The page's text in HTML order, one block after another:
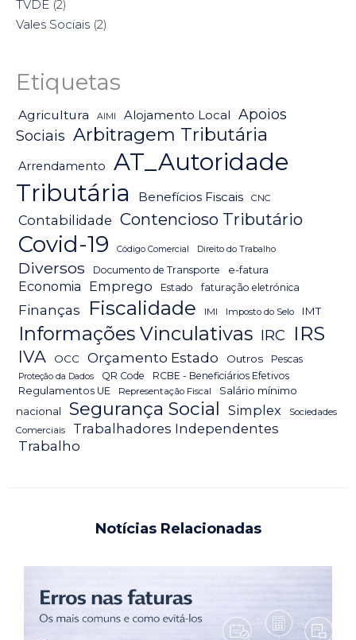
TVDE (2)
Vales Sociais (2)
Etiquetas
Agricultura AIMI Alojamento Local
Apoios
Sociais Arbitragem Tributária
Arrendamento
AT_Autoridade
Tributária
Benefícios Fiscais CNC
Contabilidade Contencioso Tributário
Covid-19 Código Comercial Direito do Trabalho
Diversos Documento de Transporte e-fatura
Economia Emprego Estado faturação eletrónica
Finanças Fiscalidade IMI Imposto do Selo IMT
Informações Vinculativas IRC IRS
IVA OCC Orçamento Estado Outros Pescas
Proteção da Dados QR Code
RCBE - Beneficiários Efetivos
Regulamentos UE
Representação Fiscal
Salário mínimo
nacional
Segurança Social Simplex
Sociedades
Comerciais
Trabalhadores Independentes
Trabalho
Notícias Relacionadas